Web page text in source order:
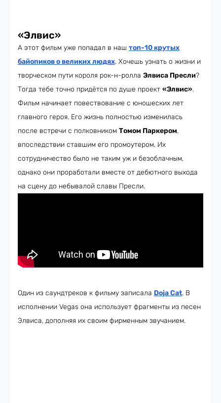
«Элвис»
А этот фильм уже попадал в наш топ-10 крутых
байопиков о великих людях. Хочешь узнать о жизни и
творческом пути короля рок-н-ролла Элвиса Пресли?
Тогда тебе точно придётся по душе проект «Элвис».
Фильм начинает повествование с юношеских лет
главного героя. Его жизнь полностью изменилась
после встречи с полковником Томом Паркером,
впоследствии ставшим его промоутером. Их
сотрудничество было не таким уж и безоблачным,
однако они проработали вместе от дебютного выхода
на сцену до небывалой славы Пресли.
Один из саундтреков к фильму записала Doja Cat. В
исполнении Vegas она использует фрагменты из песен
Элвиса, дополняя их своим фирменным звучанием.